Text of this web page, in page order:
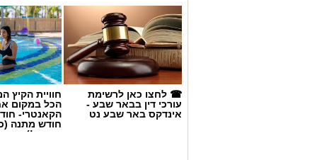
☎ לחצו כאן לרשימת
עורכי דין בבאר שבע -
אינדקס באר שבע נט
חוויית הקיץ
הכל במקום
הקאנטרי-
חודש מתנה
החגים!)